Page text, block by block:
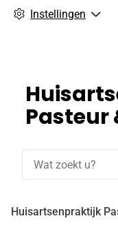
Instellingen
Pasteur
Huisartsenpraktijk